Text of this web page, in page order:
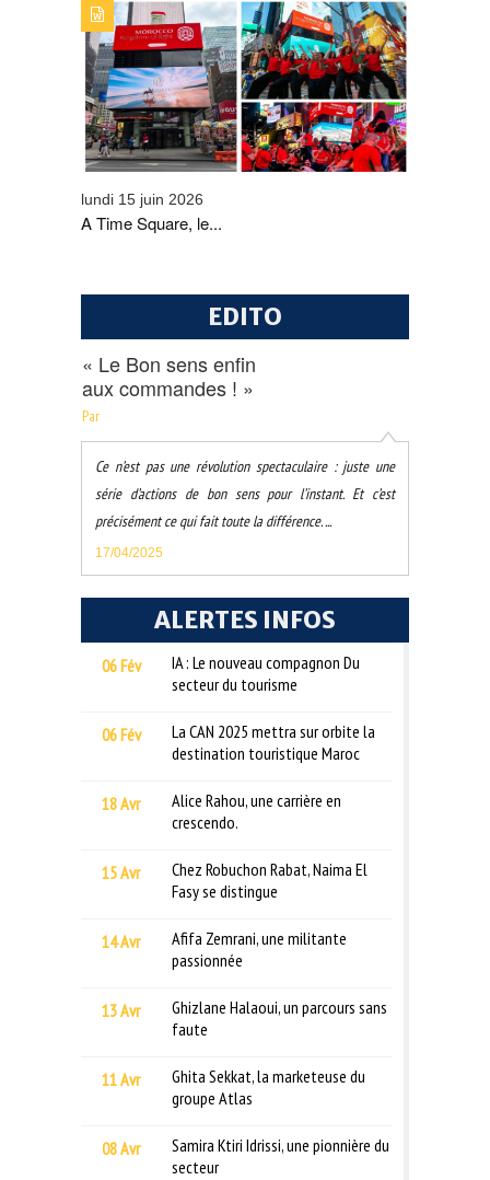
TYPE DE PUBLICATION : A_LA_UNETITRE : A TIME
SQUARE, LE MAROC S'AFFICHE EN GRAND GRÂCE À
L'ONMT
lundi 15 juin 2026
A Time Square, le...
EDITO
« Le Bon sens enfin
aux commandes ! »
Par
Ce n’est pas une révolution spectaculaire : juste une
série d’actions de bon sens pour l’instant. Et c’est
précisément ce qui fait toute la différence. ...
17/04/2025
ALERTES INFOS
06 Fév
IA : Le nouveau compagnon Du
secteur du tourisme
06 Fév
La CAN 2025 mettra sur orbite la
destination touristique Maroc
18 Avr
Alice Rahou, une carrière en
crescendo.
15 Avr
Chez Robuchon Rabat, Naima El
Fasy se distingue
14 Avr
Afifa Zemrani, une militante
passionnée
13 Avr
Ghizlane Halaoui, un parcours sans
faute
11 Avr
Ghita Sekkat, la marketeuse du
groupe Atlas
08 Avr
Samira Ktiri Idrissi, une pionnière du
secteur